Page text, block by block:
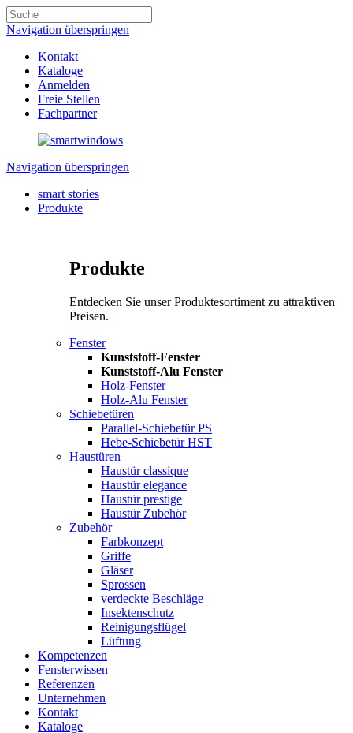
Navigation überspringen
Kontakt
Kataloge
Anmelden
Freie Stellen
Fachpartner
Navigation überspringen
smart stories
Produkte
Produkte
Entdecken Sie unser Produktesortiment zu attraktiven
Preisen.
Fenster
Kunststoff-Fenster
Kunststoff-Alu Fenster
Holz-Fenster
Holz-Alu Fenster
Schiebetüren
Parallel-Schiebetür PS
Hebe-Schiebetür HST
Haustüren
Haustür classique
Haustür elegance
Haustür prestige
Haustür Zubehör
Zubehör
Farbkonzept
Griffe
Gläser
Sprossen
verdeckte Beschläge
Insektenschutz
Reinigungsflügel
Lüftung
Kompetenzen
Fensterwissen
Referenzen
Unternehmen
Kontakt
Kataloge